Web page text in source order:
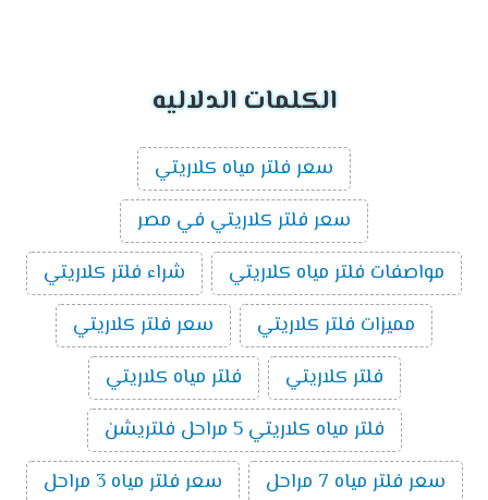
الكلمات الدلاليه
سعر فلتر مياه كلاريتي
سعر فلتر كلاريتي في مصر
مواصفات فلتر مياه كلاريتي
شراء فلتر كلاريتي
مميزات فلتر كلاريتي
سعر فلتر كلاريتي
فلتر كلاريتي
فلتر مياه كلاريتي
فلتر مياه كلاريتي 5 مراحل فلتريشن
سعر فلتر مياه 7 مراحل
سعر فلتر مياه 3 مراحل